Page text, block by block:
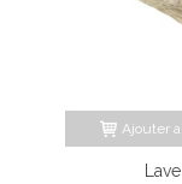
Ajouter